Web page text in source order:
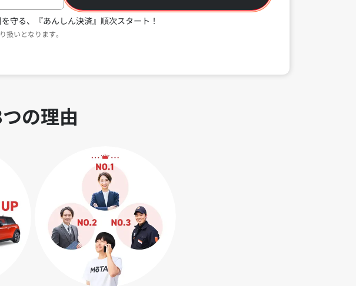
守る、『あんしん決済』順次スタート！
いとなります。
の理由